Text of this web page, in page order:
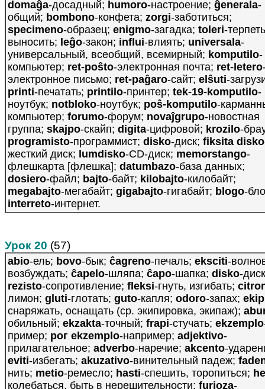
domaĝa-досадный; humoro-настроение; ĝenerala-
общий; bombono-конфета; zorgi-заботиться;
specimeno-образец; enigmo-загадка; toleri-
выносить; leĝo-закон; influi-влиять; universala-
универсальный, всеобщий, всемирный; komputilo-
компьютер; ret-poŝto-электронная почта; ret-letero
электронное письмо; ret-paĝaro-сайт; elŝuti-
printi-печатать; printilo-принтер; tek-19-komputilo-
ноутбук; notbloko-ноутбук; poŝ-komputilo-
компьютер; forumo-форум; novaĵgrupo-новостная
группа; skajpo-скайп; digita-цифровой; krozilo-
programisto-программист; disko-диск; fiksita disko
жесткий диск; lumdisko-CD-диск; memorstango-
флешкарта [флешка]; datumbazo-база данных;
dosiero-файл; bajto-байт; kilobajto-килобайт;
megabajto-мегабайт; gigabajto-гигабайт; blogo-
interreto-интернет.
Урок 20 (57)
abio-ель; bovo-бык; ĉagreno-печаль; eksciti-
возбуждать; ĉapelo-шляпа; ĉapo-шапка; disko-
rezisto-сопротивление; fleksi-гнуть, изгибать;
лимон; gluti-глотать; guto-капля; odoro-запах;
снаряжать, оснащать (ср. экипировка, экипаж);
обильный; ekzakta-точный; frapi-стучать; ekzemplo
пример; рог ekzemplo-например; adjektivo-
прилагательное; adverbo-наречие; akcento-
eviti-избегать; akuzativo-винительный падеж;
нить; metio-ремесло; hasti-спешить, торопиться;
колебаться, быть в нерешительности; furioza-